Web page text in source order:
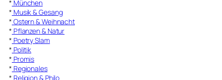
* München
* Musik & Gesang
* Ostern & Weihnacht
* Pflanzen & Natur
* Poetry Slam
* Politik
* Promis
* Regionales
* Religion & Philo